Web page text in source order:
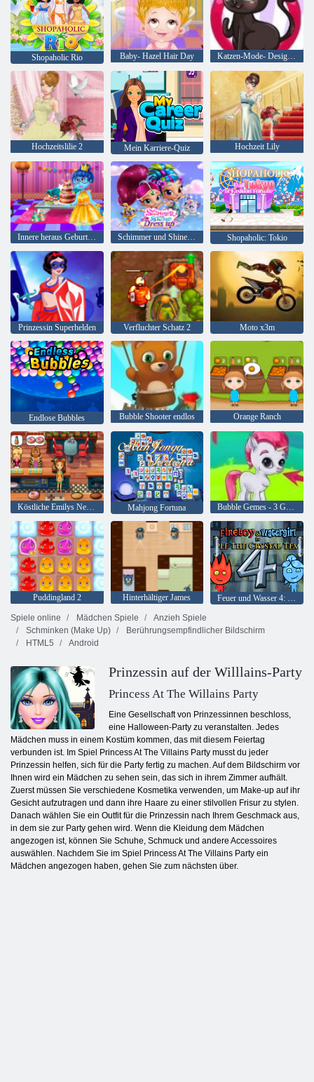
Shopaholic Rio Baby- Hazel Hair Day Katzen-Mode- Designer
Hochzeitslilie 2 Mein Karriere-Quiz Hochzeit Lily
Innere heraus Geburtstagsfeier Schimmer und Shine Dress up Shopaholic: Tokio
Prinzessin Superhelden Verfluchter Schatz 2 Moto x3m
Endlose Bubbles Bubble Shooter endlos Orange Ranch
Köstliche Emilys New Beginning Mahjong Fortuna Bubble Gemes - 3 Gewinnt
Puddingland 2 Hinterhältiger James
Feuer und Wasser 4: Kristalltempel
Spiele online
Mädchen Spiele
Anzieh Spiele
Schminken (Make Up)
Berührungsempfindlicher Bildschirm
HTML5
Android
Prinzessin auf der Willlains-Party
Princess At The Willains Party
Eine Gesellschaft von Prinzessinnen beschloss,
eine Halloween-Party zu veranstalten. Jedes
Mädchen muss in einem Kostüm kommen, das mit diesem Feiertag
verbunden ist. Im Spiel Princess At The Villains Party musst du jeder
Prinzessin helfen, sich für die Party fertig zu machen. Auf dem Bildschirm vor
Ihnen wird ein Mädchen zu sehen sein, das sich in ihrem Zimmer aufhält.
Zuerst müssen Sie verschiedene Kosmetika verwenden, um Make-up auf ihr
Gesicht aufzutragen und dann ihre Haare zu einer stilvollen Frisur zu stylen.
Danach wählen Sie ein Outfit für die Prinzessin nach Ihrem Geschmack aus,
in dem sie zur Party gehen wird. Wenn die Kleidung dem Mädchen
angezogen ist, können Sie Schuhe, Schmuck und andere Accessoires
auswählen. Nachdem Sie im Spiel Princess At The Villains Party ein
Mädchen angezogen haben, gehen Sie zum nächsten über.